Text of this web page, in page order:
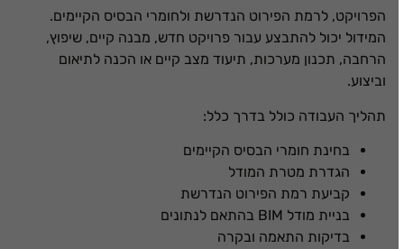
הפרויקט, לרמת הפירוט הנדרשת ולחומרי הבסיס הקיימים.
המידול יכול להתבצע עבור פרויקט חדש, מבנה קיים, שיפוץ,
הרחבה, תכנון מערכות, תיעוד מצב קיים או הכנה לתיאום
וביצוע.
תהליך העבודה כולל בדרך כלל:
בחינת חומרי הבסיס הקיימים
הגדרת מטרת המודל
קביעת רמת הפירוט הנדרשת
בניית מודל BIM בהתאם לנתונים
בדיקות התאמה ובקרה